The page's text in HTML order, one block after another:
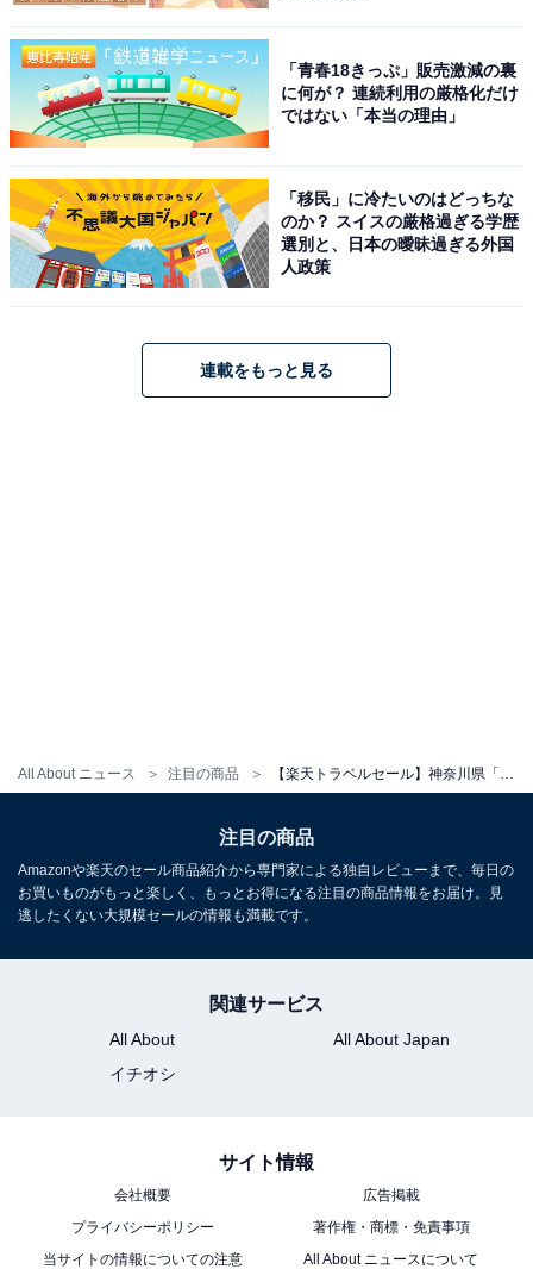
All About ニュース 注目の商品
じめご了承ください。また、記事中の宿泊プランを予約
すると、売上の一部がオールアバウトに還元されること
があります。
この記事の執筆者： All About ニュース 旅行
部
全国の人気ホテルから今泊まりたい宿を厳選してご紹介。日々更新
しか読めない独自コンテンツも充実。編集部員による宿泊レビュー
では、公式Webサイトだけでは分からないリアルな様子を紹介しま
「青春18きっぷ」販売激減の裏
に何が？ 連続利用の厳格化だけ
ではない「本当の理由」
「移民」に冷たいのはどっちな
のか？ スイスの厳格過ぎる学歴
選別と、日本の曖昧過ぎる外国
人政策
連載をもっと見る
注目の商品
Amazonや楽天のセール商品紹介から専門家による独自レビューまで、毎日の
お買いものがもっと楽しく、もっとお得になる注目の商品情報をお届け。見
逃したくない大規模セールの情報も満載です。
関連サービス
All About
All About Japan
イチオシ
サイト情報
会社概要
広告掲載
プライバシーポリシー
著作権・商標・免責事項
当サイトの情報についての注意
All About ニュースについて